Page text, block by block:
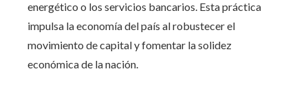
energético o los servicios bancarios. Esta práctica
impulsa la economía del país al robustecer el
movimiento de capital y fomentar la solidez
económica de la nación.